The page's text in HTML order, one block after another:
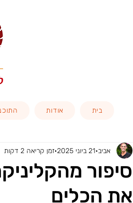
בית אודות
סיפור
את הכלים
אביב 21 ביוני 2025 זמן קריאה 2 דקות